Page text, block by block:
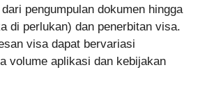
pengumpulan dokumen hingga
di perlukan) dan penerbitan visa.
visa dapat bervariasi
volume aplikasi dan kebijakan